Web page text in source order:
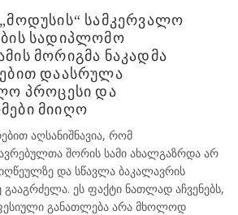
სამკერვალო
სადიპლომო
მორიგმა ნაკადმა
დაასრულა
პროცესი და
მიიღო
აღსანიშნავია, რომ
შორის სამი ახალგაზრდა არ
და სწავლა ბაკალავრის
გააგრძელა. ეს ფაქტი ნათლად აჩვენებს,
განათლება არა მხოლოდ